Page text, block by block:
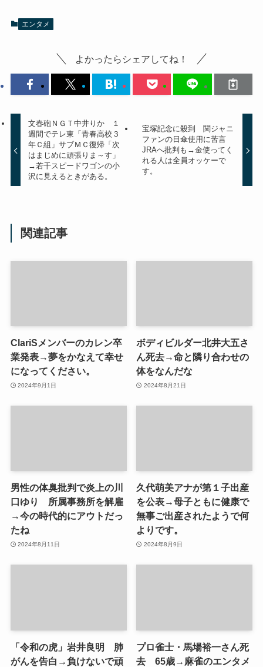
エンタメ
よかったらシェアしてね！
文春砲ＮＧＴ中井りか １
週間でテレ東「青春高校３
年Ｃ組」サブＭＣ復帰「次
はまじめに頑張りま～す」
→若干スピードワゴンの小
沢に見えるときがある。
宝塚記念に殺到 関ジャニ
ファンの日傘使用に苦言
JRAへ批判も→金使ってく
れる人は全員オッケーで
す。
関連記事
ClariSメンバーのカレン卒
業発表→夢をかなえて幸せ
になってください。
2024年9月1日
ボディビルダー北井大五さ
ん死去→命と隣り合わせの
体をなんだな
2024年8月21日
男性の体臭批判で炎上の川
口ゆり 所属事務所を解雇
→今の時代的にアウトだっ
たね
2024年8月11日
久代萌美アナが第１子出産
を公表→母子ともに健康で
無事ご出産されたようで何
よりです。
2024年8月9日
「令和の虎」岩井良明 肺
がんを告白→負けないで頑
プロ雀士・馬場裕一さん死
去 65歳→麻雀のエンタメ